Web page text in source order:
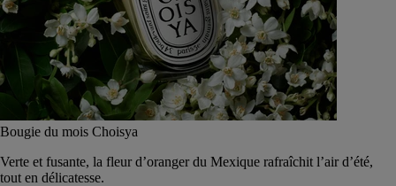
Bougie du mois Choisya
Verte et fusante, la fleur d’oranger du Mexique rafraîchit l’air d’été,
tout en délicatesse.